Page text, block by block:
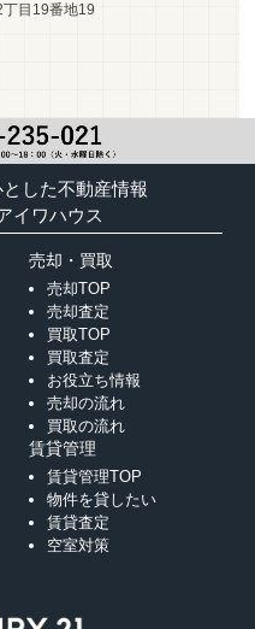
目19番地19
した不動産情報
イワハウス
売却・買取
売却TOP
売却査定
買取TOP
買取査定
お役立ち情報
売却の流れ
買取の流れ
賃貸管理
賃貸管理TOP
物件を貸したい
賃貸査定
空室対策